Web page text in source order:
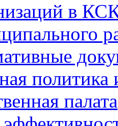
в
политика
палата